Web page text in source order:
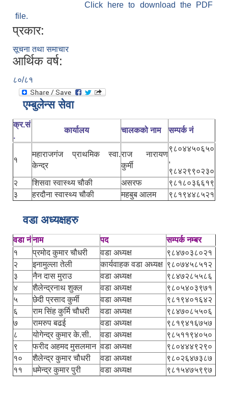
Click here to download the PDF
file.
प्रकार:
सूचना तथा समाचार
आर्थिक वर्ष:
८०/८१
एम्बुलेन्स सेवा
क्र.सं
.
कार्यालय चालकको नाम सम्पर्क नं
१
महाराजगंज प्राथमिक स्वा.
केन्द्र
राज नारायण
कुर्मी
९८०४४५०६५०
,
९८४२९९०२३०
२
शिसवा स्वास्थ्य चौकी असरफ
९८१८०३६६१९
३
हरदौना स्वास्थ्य चौकी महबुब आलम ९८१९४४८५२१
वडा अध्यक्षहरु
वडा नंनाम पद
सम्पर्क नम्बर
१
प्रमोद कुमार चौधरी वडा अध्यक्ष
९८४७०३८०२१
२
इनामुल्ला तेली कार्यवाहक वडा अध्यक्ष ९८०७४५८५१२
३
नैन दास मुराउ वडा अध्यक्ष
९८४७२८५५८६
४
शैलेन्द्रनाथ शुक्ल वडा अध्यक्ष
९८०५४०३९७१
५
छेदी प्रसाद कुर्मी वडा अध्यक्ष
९८१९४०१६४२
६
राम सिंह कुर्मि चौधरी वडा अध्यक्ष
९८४७०८५५०६
७
रामरुप बढई वडा अध्यक्ष
९८१९४१६७५७
८
योगेन्द्र कुमार के.सी. वडा अध्यक्ष
९८५११९४०५०
९
फरीद अहमद मुसलमान वडा अध्यक्ष
९८०४४४९२९०
१०
शैलेन्द्र कुमार चौधरी वडा अध्यक्ष
९८०२६४७३८७
११
धमेन्द्र कुमार पुरी वडा अध्यक्ष ९८१५४७५९९७